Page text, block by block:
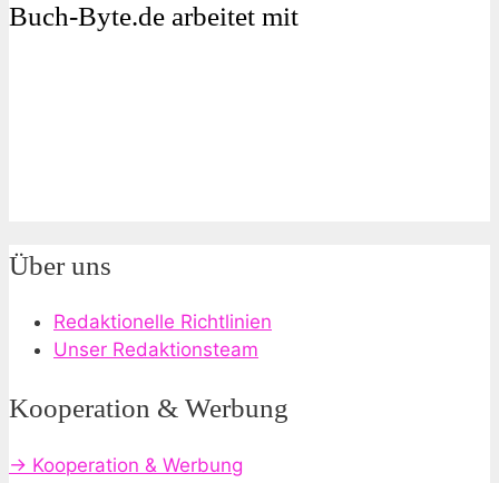
Buch-Byte.de arbeitet mit
Über uns
Redaktionelle Richtlinien
Unser Redaktionsteam
Kooperation & Werbung
→ Kooperation & Werbung